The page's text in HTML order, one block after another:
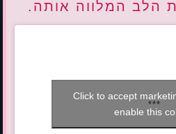
הלב המלווה אותה.
***
Click to accept
enable this